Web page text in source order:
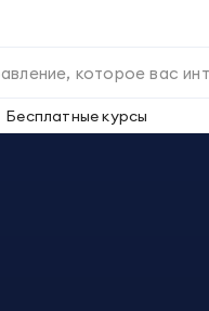
Бесплатные курсы